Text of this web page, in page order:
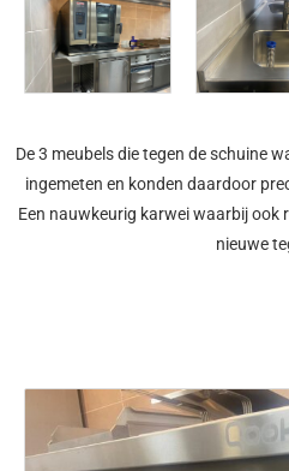
De 3 meubels die tegen de schuine
ingemeten en konden daardoor
Een nauwkeurig karwei waarbij ook
nieuwe